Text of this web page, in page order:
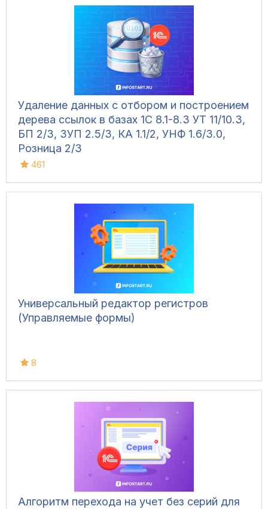
Удаление данных с отбором и построением
дерева ссылок в базах 1С 8.1-8.3 УТ 11/10.3,
БП 2/3, ЗУП 2.5/3, КА 1.1/2, УНФ 1.6/3.0,
Розница 2/3
461
Универсальный редактор регистров
(Управляемые формы)
8
Алгоритм перехода на учет без серий для